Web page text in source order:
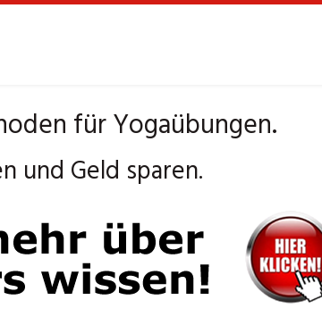
für Yogaübungen.
und Geld sparen.